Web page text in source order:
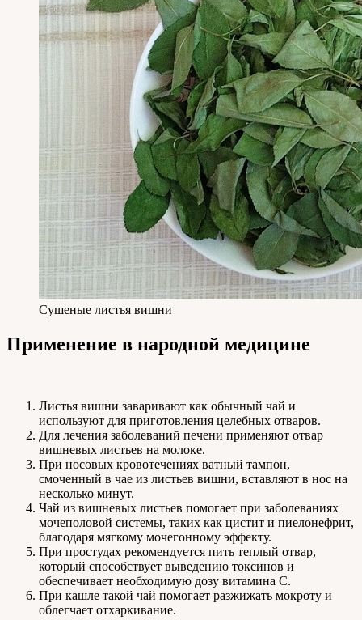
Сушеные листья вишни
Применение в народной медицине
Листья вишни заваривают как обычный чай и
используют для приготовления целебных отваров.
Для лечения заболеваний печени применяют отвар
вишневых листьев на молоке.
При носовых кровотечениях ватный тампон,
смоченный в чае из листьев вишни, вставляют в нос на
несколько минут.
Чай из вишневых листьев помогает при заболеваниях
мочеполовой системы, таких как цистит и пиелонефрит,
благодаря мягкому мочегонному эффекту.
При простудах рекомендуется пить теплый отвар,
который способствует выведению токсинов и
обеспечивает необходимую дозу витамина C.
При кашле такой чай помогает разжижать мокроту и
облегчает отхаркивание.